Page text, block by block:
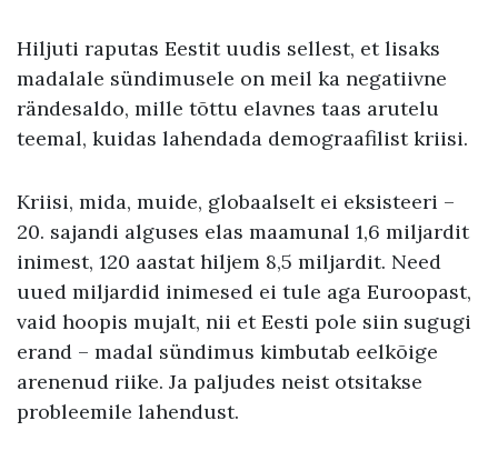
Hiljuti raputas Eestit uudis sellest, et lisaks
madalale sündimusele on meil ka negatiivne
rändesaldo, mille tõttu elavnes taas arutelu
teemal, kuidas lahendada demograafilist kriisi.
Kriisi, mida, muide, globaalselt ei eksisteeri –
20. sajandi alguses elas maamunal 1,6 miljardit
inimest, 120 aastat hiljem 8,5 miljardit. Need
uued miljardid inimesed ei tule aga Euroopast,
vaid hoopis mujalt, nii et Eesti pole siin sugugi
erand – madal sündimus kimbutab eelkõige
arenenud riike. Ja paljudes neist otsitakse
probleemile lahendust.